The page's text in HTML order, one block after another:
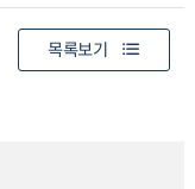
목록보기